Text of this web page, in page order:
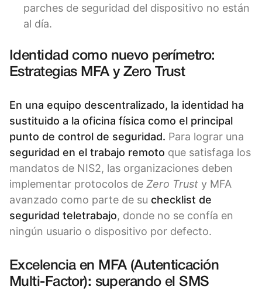
parches de seguridad del dispositivo no están
al día.
Identidad como nuevo perímetro:
Estrategias MFA y Zero Trust
En una equipo descentralizado, la identidad ha
sustituido a la oficina física como el principal
punto de control de seguridad. Para lograr una
seguridad en el trabajo remoto que satisfaga los
mandatos de NIS2, las organizaciones deben
implementar protocolos de Zero Trust y MFA
avanzado como parte de su checklist de
seguridad teletrabajo, donde no se confía en
ningún usuario o dispositivo por defecto.
Excelencia en MFA (Autenticación
Multi-Factor): superando el SMS